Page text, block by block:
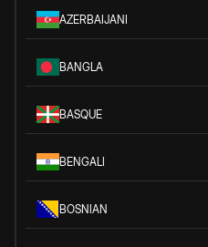
AZERBAIJANI
BANGLA
BASQUE
BENGALI
BOSNIAN